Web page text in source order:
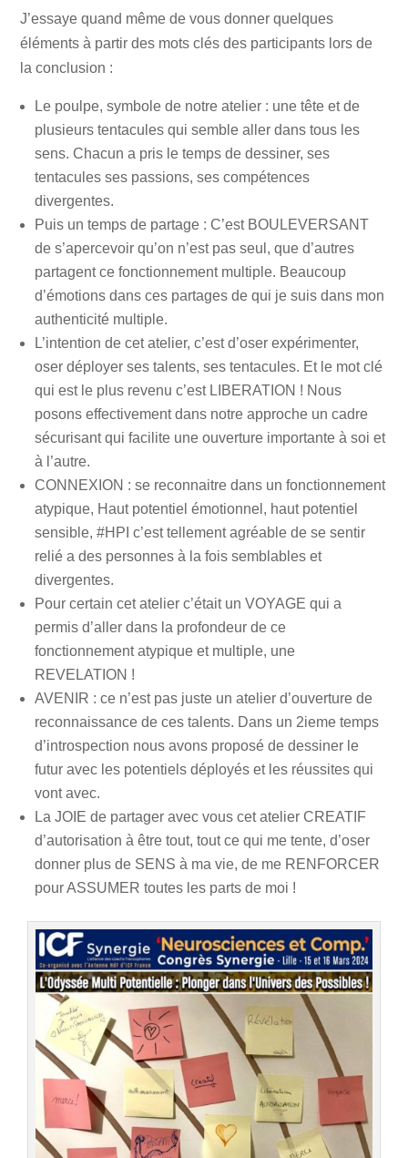
J’essaye quand même de vous donner quelques
éléments à partir des mots clés des participants lors de
la conclusion :
Le poulpe, symbole de notre atelier : une tête et de
plusieurs tentacules qui semble aller dans tous les
sens. Chacun a pris le temps de dessiner, ses
tentacules ses passions, ses compétences
divergentes.
Puis un temps de partage : C’est BOULEVERSANT
de s’apercevoir qu’on n’est pas seul, que d’autres
partagent ce fonctionnement multiple. Beaucoup
d’émotions dans ces partages de qui je suis dans mon
authenticité multiple.
L’intention de cet atelier, c’est d’oser expérimenter,
oser déployer ses talents, ses tentacules. Et le mot clé
qui est le plus revenu c’est LIBERATION ! Nous
posons effectivement dans notre approche un cadre
sécurisant qui facilite une ouverture importante à soi et
à l’autre.
CONNEXION : se reconnaitre dans un fonctionnement
atypique, Haut potentiel émotionnel, haut potentiel
sensible, #HPI c’est tellement agréable de se sentir
relié a des personnes à la fois semblables et
divergentes.
Pour certain cet atelier c’était un VOYAGE qui a
permis d’aller dans la profondeur de ce
fonctionnement atypique et multiple, une
REVELATION !
AVENIR : ce n’est pas juste un atelier d’ouverture de
reconnaissance de ces talents. Dans un 2ieme temps
d’introspection nous avons proposé de dessiner le
futur avec les potentiels déployés et les réussites qui
vont avec.
La JOIE de partager avec vous cet atelier CREATIF
d’autorisation à être tout, tout ce qui me tente, d’oser
donner plus de SENS à ma vie, de me RENFORCER
pour ASSUMER toutes les parts de moi !